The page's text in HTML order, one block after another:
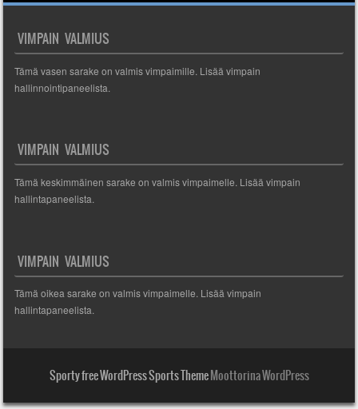
VIMPAIN VALMIUS
Tämä vasen sarake on valmis vimpaimille. Lisää vimpain
hallinnointipaneelista.
VIMPAIN VALMIUS
Tämä keskimmäinen sarake on valmis vimpaimelle. Lisää vimpain
hallintapaneelista.
VIMPAIN VALMIUS
Tämä oikea sarake on valmis vimpaimelle. Lisää vimpain
hallintapaneelista.
Sporty free WordPress Sports ThemeMoottorina WordPress